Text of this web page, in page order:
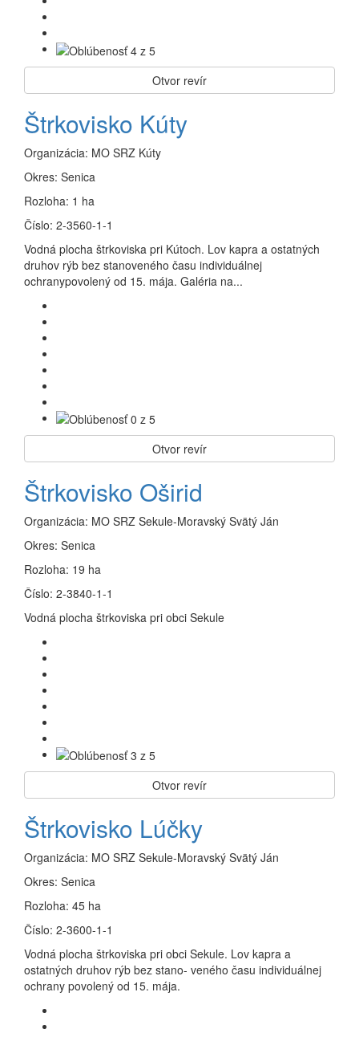
Otvor revír
Štrkovisko Kúty
Organizácia: MO SRZ Kúty
Okres: Senica
Rozloha: 1 ha
Číslo: 2-3560-1-1
Vodná plocha štrkoviska pri Kútoch. Lov kapra a ostatných
druhov rýb bez stanoveného času individuálnej
ochranypovolený od 15. mája. Galéria na...
Otvor revír
Štrkovisko Oširid
Organizácia: MO SRZ Sekule-Moravský Svätý Ján
Okres: Senica
Rozloha: 19 ha
Číslo: 2-3840-1-1
Vodná plocha štrkoviska pri obci Sekule
Otvor revír
Štrkovisko Lúčky
Organizácia: MO SRZ Sekule-Moravský Svätý Ján
Okres: Senica
Rozloha: 45 ha
Číslo: 2-3600-1-1
Vodná plocha štrkoviska pri obci Sekule. Lov kapra a
ostatných druhov rýb bez stano- veného času individuálnej
ochrany povolený od 15. mája.